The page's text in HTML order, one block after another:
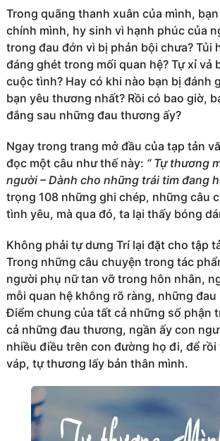
Trong quãng thanh xuân của mình,
chính mình, hy sinh vì hạnh phúc của
trong đau đớn vì bị phản bội chưa? Tủi
đáng ghét trong mối quan hệ? Tự xỉ vả
cuộc tình? Hay có khi nào bạn bị đánh
bạn yêu thương nhất? Rồi có bao giờ,
đắng sau những đau thương ấy?
Ngay trong trang mở đầu của tạp tản
đọc một câu như thế này: “ Tự thương
người – Dành cho những trái tim đang
trọng 108 những ghi chép, những câu
tình yêu, mà qua đó, ta lại thấy bóng
Không phải tự dưng Trí lại đặt cho tập
Trong những câu chuyện trong tác
người phụ nữ tan vỡ trong hôn nhân,
mỗi quan hệ không rõ ràng, những
Điểm chung của tất cả những số phận
cả những đau thương, ngần ấy con
nhiều điều trên con đường họ đi, để
váp, tự thương lấy bản thân mình.